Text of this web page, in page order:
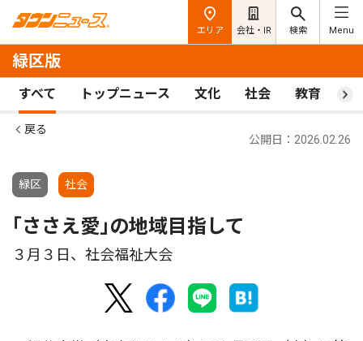
エリア 会社・IR 検索 Menu
緑区版
すべて トップニュース 文化 社会 教育 ス
戻る
緑区 社会
公開日：2026.02.26
｢ささえ愛｣の地域目指して
３月３日、社会福祉大会